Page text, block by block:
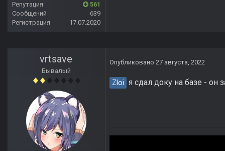
Репутация
561
Сообщений
639
Регистрация
17.07.2020
vrtsave
Бывалый
Опубликовано 27 августа, 2022
Zloi я сдал доку на базе - он